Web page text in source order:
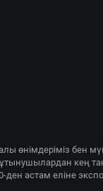
өнімдеріміз бен
кең
астам еліне